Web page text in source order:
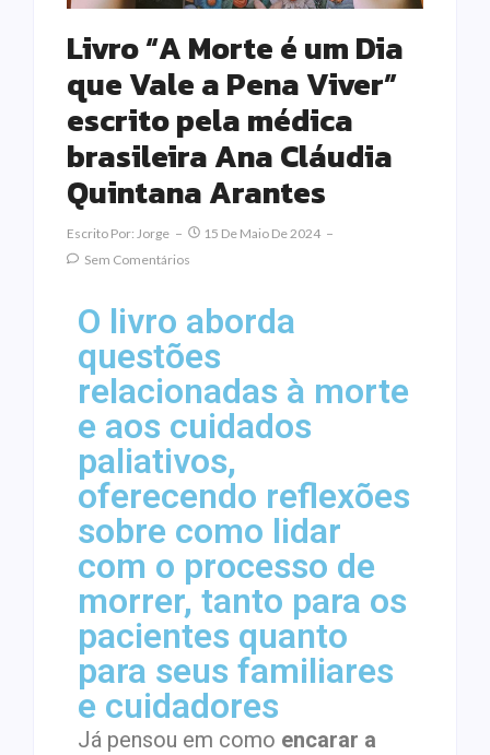
Livro “A Morte é um Dia
que Vale a Pena Viver”
escrito pela médica
brasileira Ana Cláudia
Quintana Arantes
Escrito Por: Jorge
15 De Maio De 2024
Sem Comentários
O livro aborda
questões
relacionadas à morte
e aos cuidados
paliativos,
oferecendo reflexões
sobre como lidar
com o processo de
morrer, tanto para os
pacientes quanto
para seus familiares
e cuidadores
Já pensou em como encarar a